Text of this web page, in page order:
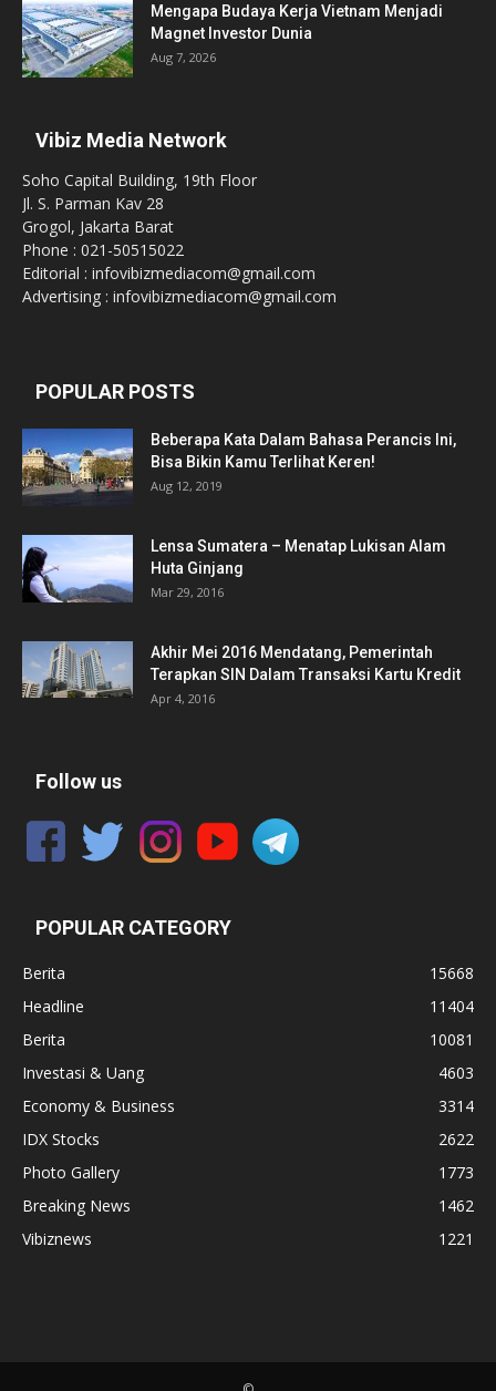
Mengapa Budaya Kerja Vietnam Menjadi
Magnet Investor Dunia
Aug 7, 2026
Vibiz Media Network
Soho Capital Building, 19th Floor
Jl. S. Parman Kav 28
Grogol, Jakarta Barat
Phone : 021-50515022
Editorial : infovibizmediacom@gmail.com
Advertising : infovibizmediacom@gmail.com
POPULAR POSTS
Beberapa Kata Dalam Bahasa Perancis Ini,
Bisa Bikin Kamu Terlihat Keren!
Aug 12, 2019
Lensa Sumatera – Menatap Lukisan Alam
Huta Ginjang
Mar 29, 2016
Akhir Mei 2016 Mendatang, Pemerintah
Terapkan SIN Dalam Transaksi Kartu Kredit
Apr 4, 2016
Follow us
POPULAR CATEGORY
Berita
15668
Headline
11404
Berita
10081
Investasi & Uang
4603
Economy & Business
3314
IDX Stocks
2622
Photo Gallery
1773
Breaking News
1462
Vibiznews
1221